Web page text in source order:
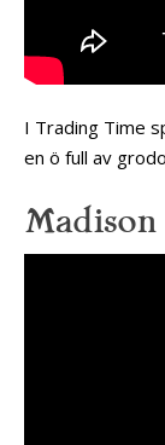
I Trading Time
en ö full av
Madison